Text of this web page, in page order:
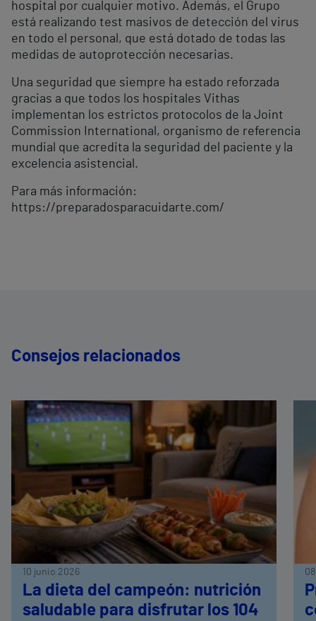
hospital por cualquier motivo. Además, el Grupo
está realizando test masivos de detección del virus
en todo el personal, que está dotado de todas las
medidas de autoprotección necesarias.
Una seguridad que siempre ha estado reforzada
gracias a que todos los hospitales Vithas
implementan los estrictos protocolos de la Joint
Commission International, organismo de referencia
mundial que acredita la seguridad del paciente y la
excelencia asistencial.
Para más información:
https://preparadosparacuidarte.com/
Consejos relacionados
10 junio 2026
La dieta del campeón: nutrición
saludable para disfrutar los 104